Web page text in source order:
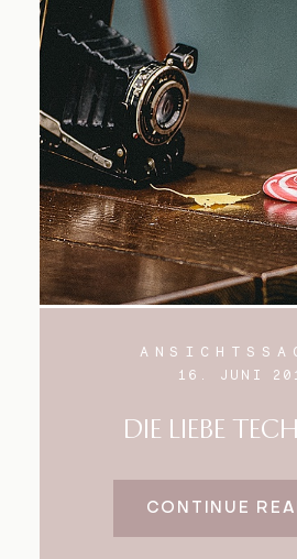
16. JUNI
DIE LIEBE
CONTINUE